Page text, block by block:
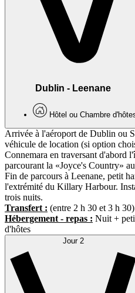
Dublin - Leenane
Hôtel ou Chambre
Arrivée à l'aéroport de Dublin ou
véhicule de location (si option
Connemara en traversant d'abord
parcourant la «Joyce's Country»
Fin de parcours à Leenane, petit
l'extrémité du Killary Harbour.
trois nuits.
Transfert : (entre 2 h 30 et 3 h 30)
Hébergement - repas : Nuit +
d'hôtes
Jour 2